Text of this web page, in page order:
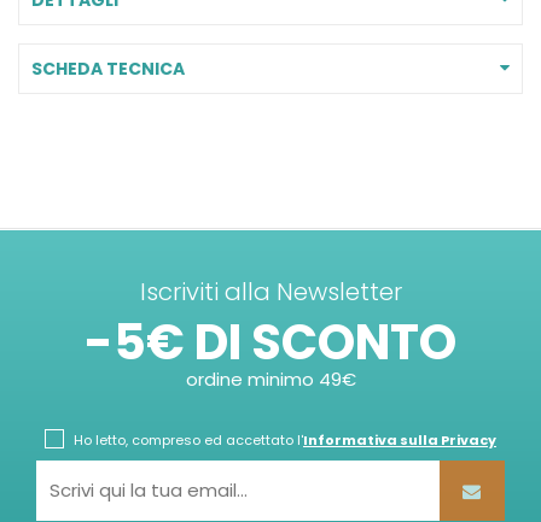
SCHEDA TECNICA
Iscriviti alla Newsletter
-5€ DI SCONTO
ordine minimo 49€
Ho letto, compreso ed accettato l'Informativa sulla Privacy